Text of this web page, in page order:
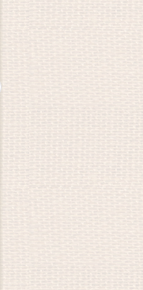
マ
)